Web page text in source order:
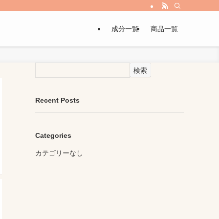
成分一覧 商品一覧
検索
Recent Posts
Categories
カテゴリーなし